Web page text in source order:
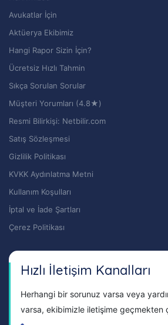
Avukatlar İçin
Aktüerya Ekibimiz
Hangi Rapor Sizin İçin?
Ücretsiz Hızlı Tahmin
Sıkça Sorulan Sorular
Müşteri Yorumları (4.8★)
Resmi Bilirkişi: Netbilir.com
Satış Sözleşmesi
Gizlilik Politikası
KVKK Aydınlatma Metni
Kullanım Koşulları
İptal ve İade Şartları
Çerez Politikası
Hızlı İletişim Kanalları
Herhangi bir sorunuz varsa veya
varsa, ekibimizle iletişime geçmekten